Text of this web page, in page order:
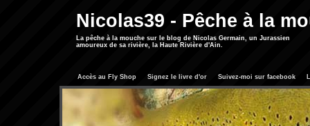
Nicolas39 - Pêche à la
La pêche à la mouche sur le blog de Nicolas Germain, un Jurassien
amoureux de sa rivière, la Haute Rivière d'Ain.
Accès au Fly Shop Signez le livre d'or Suivez-moi sur facebook